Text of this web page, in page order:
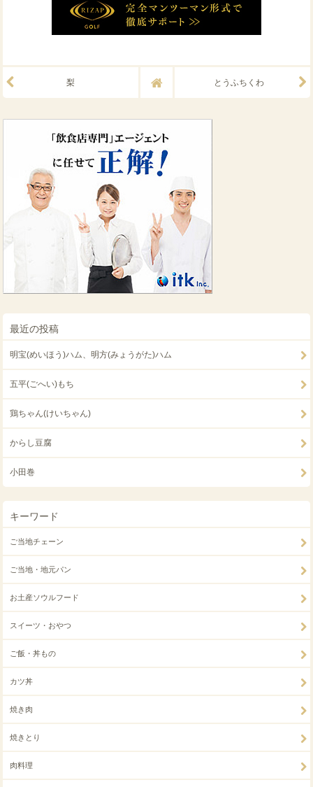
とうふちくわ
梨
最近の投稿
明宝(めいほう)ハム、明方(みょうがた)ハム
五平(ごへい)もち
鶏ちゃん(けいちゃん)
からし豆腐
小田巻
キーワード
ご当地チェーン
ご当地・地元パン
お土産ソウルフード
スイーツ・おやつ
ご飯・丼もの
カツ丼
焼き肉
焼きとり
肉料理